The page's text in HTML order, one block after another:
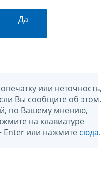
Да
или неточность,
Вы сообщите об этом.
по Вашему мнению,
на клавиатуре
Enter или нажмите сюда.